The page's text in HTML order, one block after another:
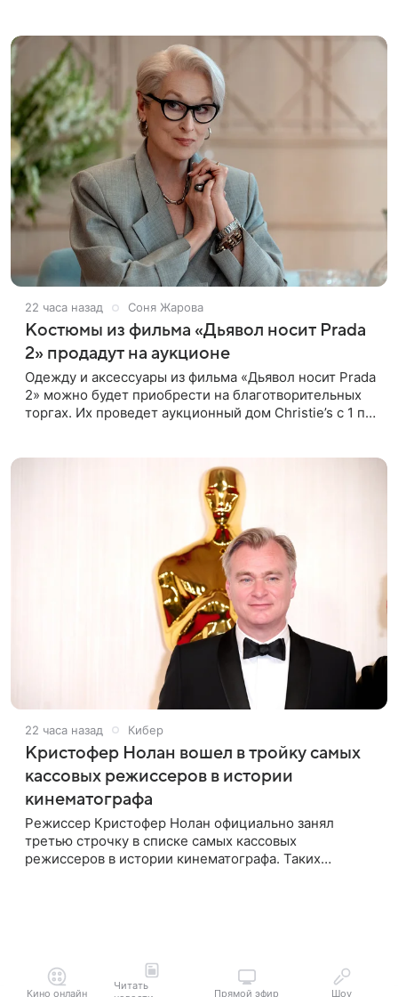
22 часа назад Соня Жарова
Костюмы из фильма «Дьявол носит Prada
2» продадут на аукционе
Одежду и аксессуары из фильма «Дьявол носит Prada
2» можно будет приобрести на благотворительных
торгах. Их проведет аукционный дом Christie’s с 1 по
22 часа назад Кибер
Кристофер Нолан вошел в тройку самых
кассовых режиссеров в истории
кинематографа
Режиссер Кристофер Нолан официально занял
третью строчку в списке самых кассовых
режиссеров в истории кинематографа. Таких
Кино онлайн
Читать
Прямой эфир Шоу